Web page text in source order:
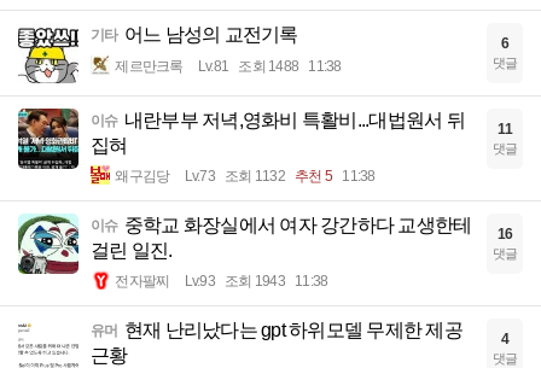
기타 어느 남성의 교전기록
제르만크록 Lv.81 조회 1488 11:38
6
댓글
이슈 내란부부 저녁,영화비 특활비...대법원서 뒤
집혀
왜구김당 Lv.73 조회 1132 추천 5 11:38
11
댓글
이슈 중학교 화장실에서 여자 강간하다 교생한테
걸린 일진.
전자팔찌 Lv.93 조회 1943 11:38
16
댓글
유머 현재 난리났다는 gpt 하위모델 무제한 제공
근황
4
댓글